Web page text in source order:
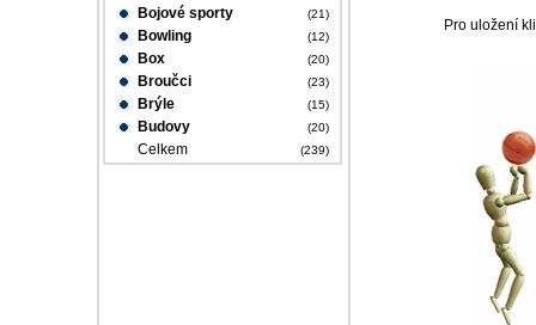
Bojové sporty (21)
Bowling (12)
Box (20)
Broučci (23)
Brýle (15)
Budovy (20)
Celkem (239)
Pro uložení